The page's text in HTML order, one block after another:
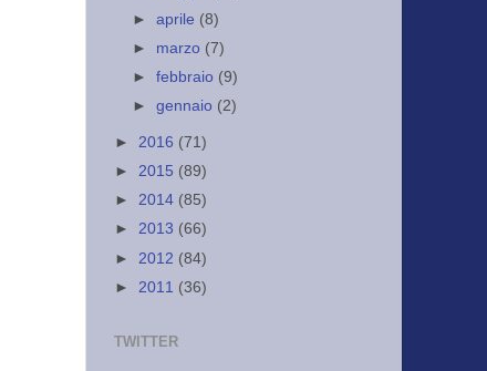
►aprile (8)
► marzo (7)
►febbraio (9)
►gennaio (2)
► 2016 (71)
► 2015 (89)
► 2014 (85)
► 2013 (66)
► 2012 (84)
► 2011 (36)
TWITTER